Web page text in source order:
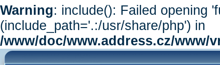
Warning: include(): Failed opening
(include_path='.:/usr/share/php') in
/www/doc/www.address.cz/www/